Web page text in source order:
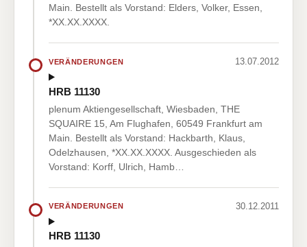
Main. Bestellt als Vorstand: Elders, Volker, Essen,
*XX.XX.XXXX.
VERÄNDERUNGEN 13.07.2012
HRB 11130
plenum Aktiengesellschaft, Wiesbaden, THE
SQUAIRE 15, Am Flughafen, 60549 Frankfurt am
Main. Bestellt als Vorstand: Hackbarth, Klaus,
Odelzhausen, *XX.XX.XXXX. Ausgeschieden als
Vorstand: Korff, Ulrich, Hamb…
VERÄNDERUNGEN 30.12.2011
HRB 11130